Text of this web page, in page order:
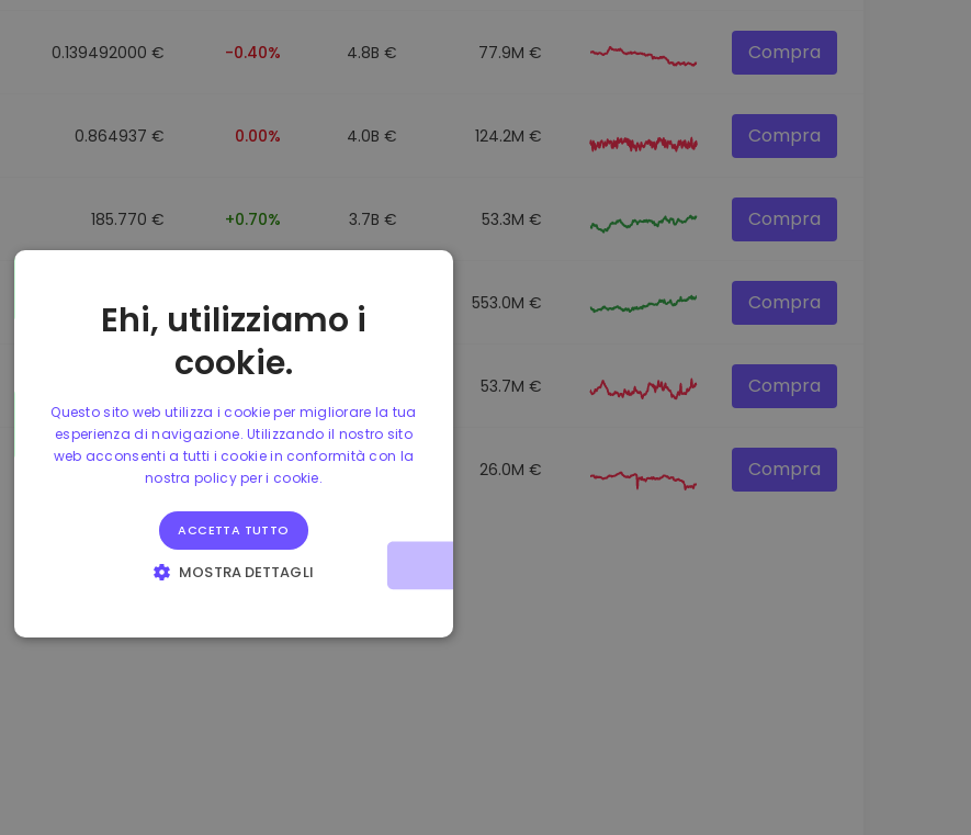
0.139492000 € -0.40% 4.8B € 77.9M € Compra
0.864937 € 0.00% 4.0B € 124.2M € Compra
185.770 € +0.70% 3.7B € 53.3M € Compra
0.864857 € 0.00% 3.5B € 553.0M € Compra
53.7M € Compra
-1.80% 26.0M € Compra
Ehi, utilizziamo i
cookie.
Questo sito web utilizza i cookie per migliorare la tua
esperienza di navigazione. Utilizzando il nostro sito
web acconsenti a tutti i cookie in conformità con la
nostra policy per i cookie.
ACCETTA TUTTO
MOSTRA DETTAGLI